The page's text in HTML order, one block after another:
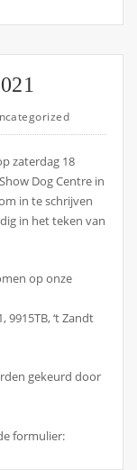
zaterdag 18
Dog Centre in
in te schrijven
in het teken van
op onze
‘t Zandt
gekeurd door
formulier: